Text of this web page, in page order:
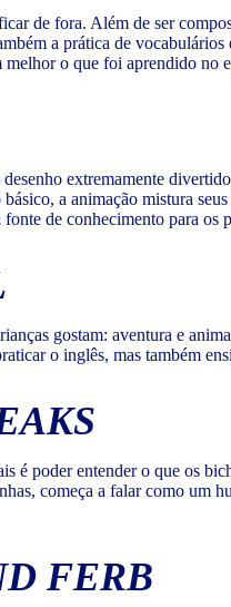
de fora. Além de ser
a prática de
melhor o que foi aprendido
extremamente
a animação mistura
de conhecimento para os
gostam: aventura e
o inglês, mas também
é poder entender o que os
começa a falar como um
FERB